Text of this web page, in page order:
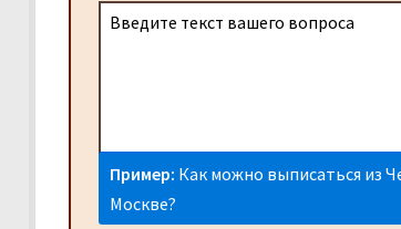
Пример: Как можно выписаться из
Москве?